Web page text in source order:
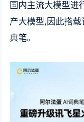
国内主流大模型进
产大模型,因此搭载
典笔。